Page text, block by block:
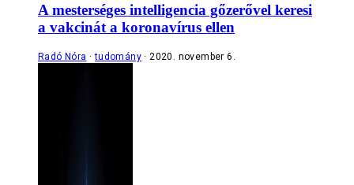
A mesterséges intelligencia gőzerővel keresi
a vakcinát a koronavírus ellen
Radó Nóra tudomány 2020. november 6.